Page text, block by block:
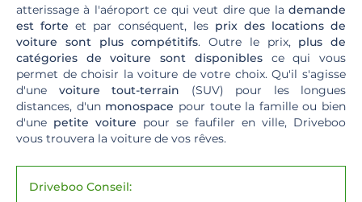
atterissage à l'aéroport ce qui veut dire que la demande
est forte et par conséquent, les prix des locations de
voiture sont plus compétitifs. Outre le prix, plus de
catégories de voiture sont disponiblesce qui vous
permet de choisir la voiture de votre choix. Qu'il s'agisse
d'une voiture tout-terrain (SUV) pour les longues
distances, d'un monospace pour toute la famille ou bien
d'une petite voiture pour se faufiler en ville, Driveboo
vous trouvera la voiture de vos rêves.
Driveboo Conseil: